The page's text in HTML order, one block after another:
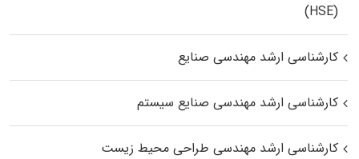
(HSE)
کارشناسی ارشد مهندسی صنایع
کارشناسی ارشد مهندسی صنایع سیستم
کارشناسی ارشد مهندسی طراحی محیط زیست